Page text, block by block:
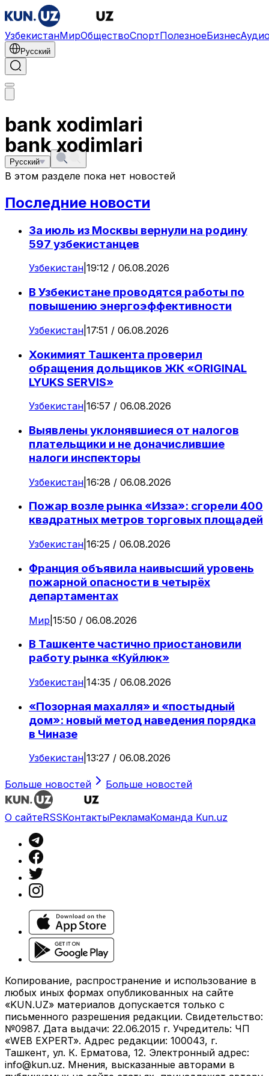
УзбекистанМирОбществоСпортПолезноеБизнес
Русский
bank xodimlari
Русский
bank xodimlari
В этом разделе пока нет новостей
Последние новости
За июль из Москвы вернули на родину
597 узбекистанцев
Узбекистан 19:12 / 06.08.2026
В Узбекистане проводятся работы по
повышению энергоэффективности
Узбекистан 17:51 / 06.08.2026
Хокимият Ташкента проверил
обращения дольщиков ЖК «ORIGINAL
LYUKS SERVIS»
Узбекистан 16:57 / 06.08.2026
Выявлены уклонявшиеся от налогов
плательщики и не доначислившие
налоги инспекторы
Узбекистан 16:28 / 06.08.2026
Пожар возле рынка «Изза»: сгорели 400
квадратных метров торговых площадей
Узбекистан 16:25 / 06.08.2026
Франция объявила наивысший уровень
пожарной опасности в четырёх
департаментах
Мир 15:50 / 06.08.2026
В Ташкенте частично приостановили
работу рынка «Куйлюк»
Узбекистан 14:35 / 06.08.2026
«Позорная махалля» и «постыдный
дом»: новый метод наведения порядка
в Чиназе
Узбекистан 13:27 / 06.08.2026
Больше новостей Больше новостей
О сайтеRSSКонтактыРекламаКоманда Kun.uz
Копирование, распространение и использование в
любых иных формах опубликованных на сайте
«KUN.UZ» материалов допускается только с
письменного разрешения редакции. Свидетельство:
№0987. Дата выдачи: 22.06.2015 г. Учредитель: ЧП
«WEB EXPERT». Адрес редакции: 100043, г.
Ташкент, ул. К. Ерматова, 12. Электронный адрес:
info@kun.uz. Мнения, высказанные авторами в